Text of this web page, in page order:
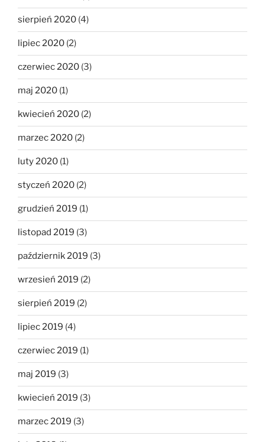
sierpień 2020 (4)
lipiec 2020 (2)
czerwiec 2020 (3)
maj 2020 (1)
kwiecień 2020 (2)
marzec 2020 (2)
luty 2020 (1)
styczeń 2020 (2)
grudzień 2019 (1)
listopad 2019 (3)
październik 2019 (3)
wrzesień 2019 (2)
sierpień 2019 (2)
lipiec 2019 (4)
czerwiec 2019 (1)
maj 2019 (3)
kwiecień 2019 (3)
marzec 2019 (3)